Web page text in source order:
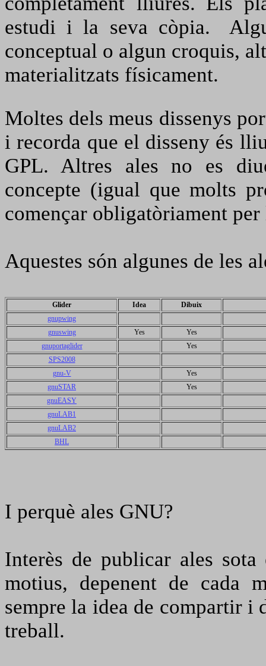
estudi i la seva còpia.
conceptual o algun croquis,
materialitzats físicament.
Moltes dels meus dissenys
i recorda que el disseny és
GPL. Altres ales no es
concepte (igual que molts
començar obligatòriament
Aquestes són algunes de les
Glider Idea
Dibuix
gnupwing
gnuswing
Yes
Yes
gnuportaglider
Yes
SPS2008
gnu-V
Yes
gnuSTAR
Yes
gnuEASY
gnuLAB1
gnuLAB2
BHL
I perquè ales GNU?
Interès de publicar ales
motius, depenent de cada
sempre la idea de compartir i
treball.